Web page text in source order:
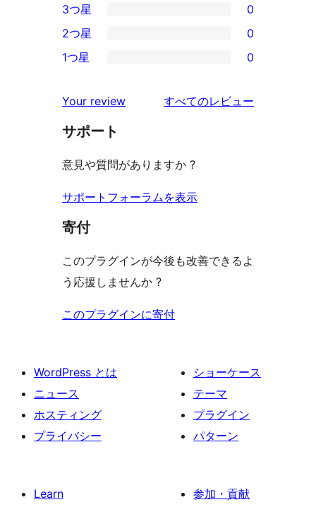
星
レ
ビ
ー
4-
星
レ
ュ
ー
0
3-
星
ビ
ュ
3つ星 0
2-
レ
ビ
ー
2つ星 0
星
レ
ュ
ー
1つ星 0
Your review すべてのレビュー
サポート
意見や質問がありますか ?
サポートフォーラムを表示
寄付
このプラグインが今後も改善できるよ
う応援しませんか ?
このプラグインに寄付
WordPress とは
ニュース
ホスティング
プライバシー
ショーケース
テーマ
プラグイン
パターン
Learn
参加・貢献